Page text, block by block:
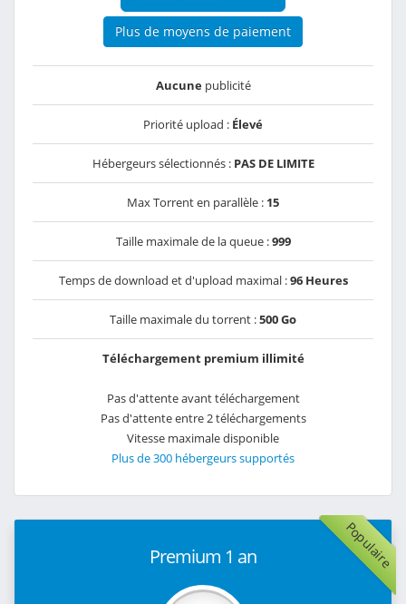
Plus de moyens de paiement
Aucunepublicité
Priorité upload : Élevé
Hébergeurs sélectionnés : PAS DE LIMITE
Max Torrent en parallèle : 15
Taille maximale de la queue :999
Temps de download et d'upload maximal :96 Heures
Taille maximale du torrent :500 Go
Téléchargement premium illimité
Pas d'attente avant téléchargement
Pas d'attente entre 2 téléchargements
Vitesse maximale disponible
Plus de 300 hébergeurs supportés
Populaire
Premium 1 an